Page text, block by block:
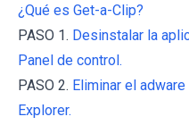
¿Qué es Get-a-Clip?
PASO 1. Desinstalar la
Panel de control.
PASO 2. Eliminar el
Explorer.